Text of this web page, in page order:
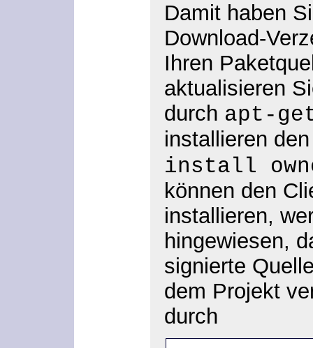
Damit haben
Download-
Ihren
aktualisieren
durch apt-
installieren
install
können den
installieren,
hingewiesen,
signierte
dem Projekt
durch